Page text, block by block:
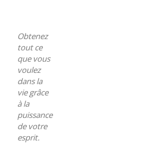
Obtenez
tout ce
que vous
voulez
dans la
vie grâce
à la
puissance
de votre
esprit.